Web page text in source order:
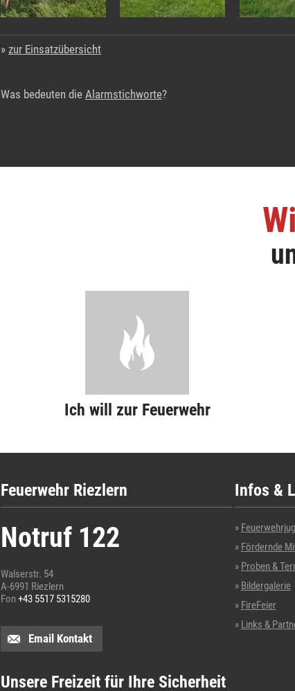
zur Einsatzübersicht
Was bedeuten die Alarmstichworte?
Ich will zur Feuerwehr
Feuerwehr Riezlern
Notruf 122
Walserstr. 54
A-6991 Riezlern
Fon+43 5517 5315280
Email Kontakt
Infos &
Fördernde
Proben &
Bildergalerie
FireFeier
Links &
Unsere Freizeit für Ihre Sicherheit